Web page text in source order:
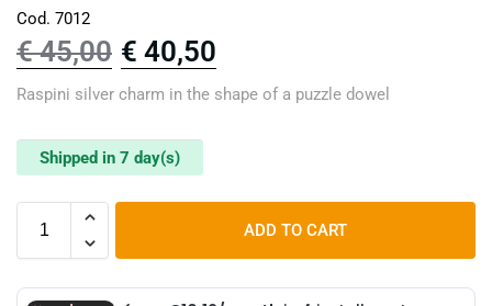
Cod. 7012
€45,00 € 40,50
Raspini silver charm in the shape of a puzzle dowel
Shipped in 7 day(s)
ADD TO CART